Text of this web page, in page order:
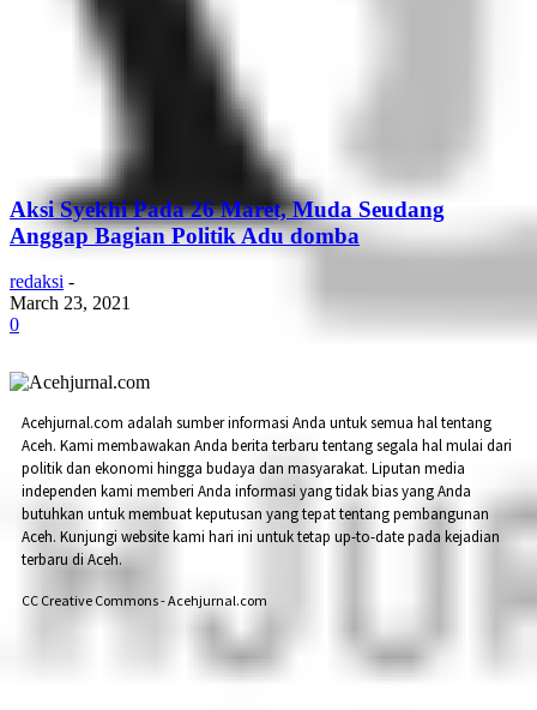
Aksi Syekhi Pada 26 Maret, Muda Seudang
Anggap Bagian Politik Adu domba
redaksi -
March 23, 2021
0
Acehjurnal.com adalah sumber informasi Anda untuk semua hal tentang
Aceh. Kami membawakan Anda berita terbaru tentang segala hal mulai dari
politik dan ekonomi hingga budaya dan masyarakat. Liputan media
independen kami memberi Anda informasi yang tidak bias yang Anda
butuhkan untuk membuat keputusan yang tepat tentang pembangunan
Aceh. Kunjungi website kami hari ini untuk tetap up-to-date pada kejadian
terbaru di Aceh.
CC Creative Commons - Acehjurnal.com